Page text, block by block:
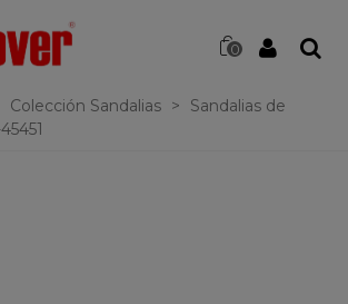
0
Colección Sandalias >
Sandalias de